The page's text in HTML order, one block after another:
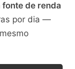
fonte de renda
por dia —